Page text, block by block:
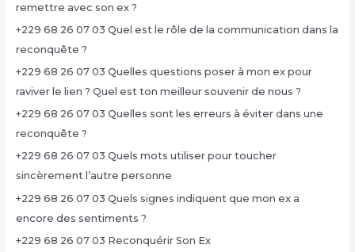
remettre avec son ex ?
+229 68 26 07 03 Quel est le rôle de la communication dans la
reconquête ?
+229 68 26 07 03 Quelles questions poser à mon ex pour
raviver le lien ? Quel est ton meilleur souvenir de nous ?
+229 68 26 07 03 Quelles sont les erreurs à éviter dans une
reconquête ?
+229 68 26 07 03 Quels mots utiliser pour toucher
sincèrement l’autre personne
+229 68 26 07 03 Quels signes indiquent que mon ex a
encore des sentiments ?
+229 68 26 07 03 Reconquérir Son Ex